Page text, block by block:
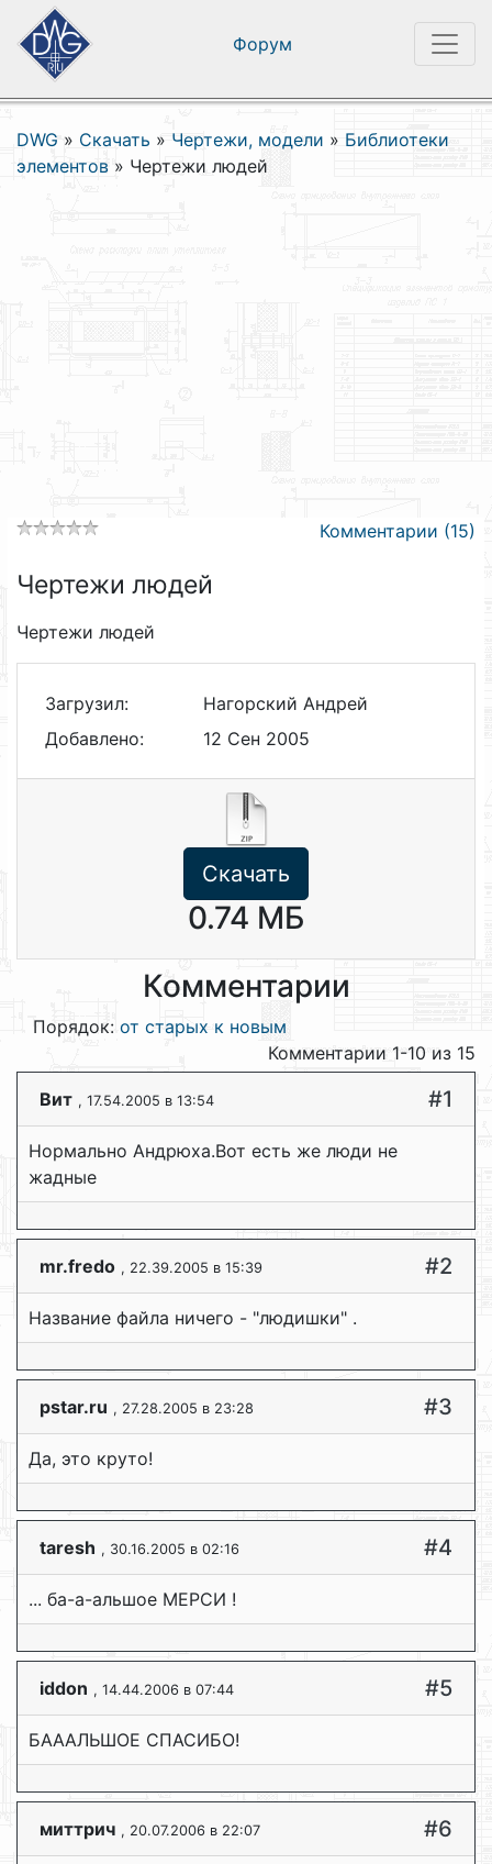
Форум
DWG » Скачать » Чертежи, модели » Библиотеки
элементов » Чертежи людей
Комментарии (15)
Чертежи людей
Чертежи людей
Загрузил:
Нагорский Андрей
Добавлено:
12 Сен 2005
Скачать
0.74 МБ
Комментарии
Порядок: от старых к новым
Комментарии 1-10 из 15
Вит , 17.54.2005 в 13:54 #1
Нормально Андрюха.Вот есть же люди не
жадные
mr.fredo , 22.39.2005 в 15:39 #2
Название файла ничего - "людишки" .
pstar.ru , 27.28.2005 в 23:28 #3
Да, это круто!
taresh , 30.16.2005 в 02:16 #4
... ба-а-альшое МЕРСИ !
iddon , 14.44.2006 в 07:44 #5
БАААЛЬШОЕ СПАСИБО!
миттрич , 20.07.2006 в 22:07 #6